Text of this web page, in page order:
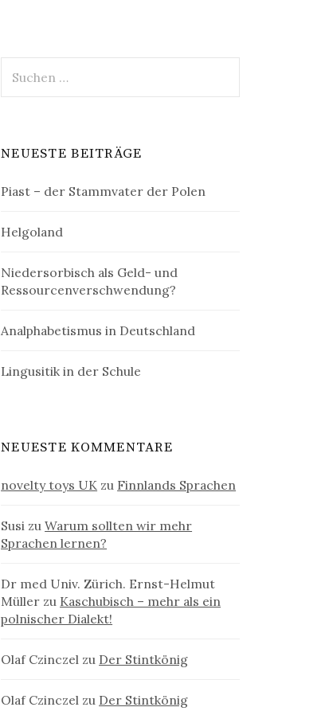
nach:
NEUESTE BEITRÄGE
Piast – der Stammvater der Polen
Helgoland
Niedersorbisch als Geld- und
Ressourcenverschwendung?
Analphabetismus in Deutschland
Lingusitik in der Schule
NEUESTE KOMMENTARE
novelty toys UK zu Finnlands Sprachen
Susi zuWarum sollten wir mehr
Sprachen lernen?
Dr med Univ. Zürich. Ernst-Helmut
Müller zu Kaschubisch – mehr als ein
polnischer Dialekt!
Olaf Czinczel zu Der Stintkönig
Olaf Czinczel zu Der Stintkönig